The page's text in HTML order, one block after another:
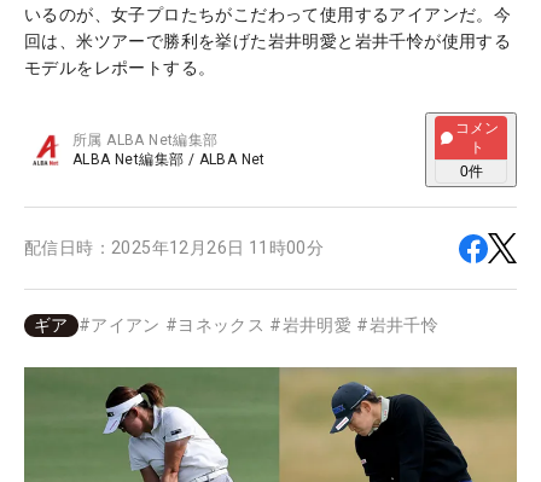
いるのが、女子プロたちがこだわって使用するアイアンだ。今
回は、米ツアーで勝利を挙げた岩井明愛と岩井千怜が使用する
モデルをレポートする。
所属ALBA Net編集部
ALBA Net編集部 / ALBA Net
コメン
ト
0件
配信日時： 2025年12月26日 11時00分
ギア #アイアン #ヨネックス #岩井明愛 #岩井千怜